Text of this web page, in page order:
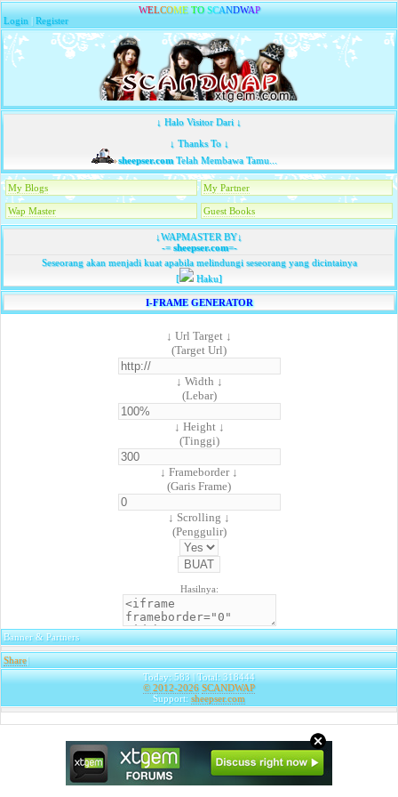
WELCOME TO SCANDWAP
Login |Register
↓ Halo Visitor Dari ↓
↓ Thanks To ↓
sheepser.comTelah Membawa Tamu...
My Blogs My Partner
Wap Master Guest Books
↓WAPMASTER BY↓
-=sheepser.com=-
Seseorang akan menjadi kuat apabila melindungi seseorang yang dicintainya
[
Haku]
I-FRAME GENERATOR
↓ Url Target ↓
(Target Url)
↓ Width ↓
(Lebar)
↓ Height ↓
(Tinggi)
↓ Frameborder ↓
(Garis Frame)
↓ Scrolling ↓
(Penggulir)
Hasilnya:
Banner & Partners
Share|
Today: 583 | Total: 318444
© 2012-2026 SCANDWAP
Support: sheepser.com